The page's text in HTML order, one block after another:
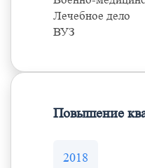
Лечебное дело
ВУЗ
Повышение
2018